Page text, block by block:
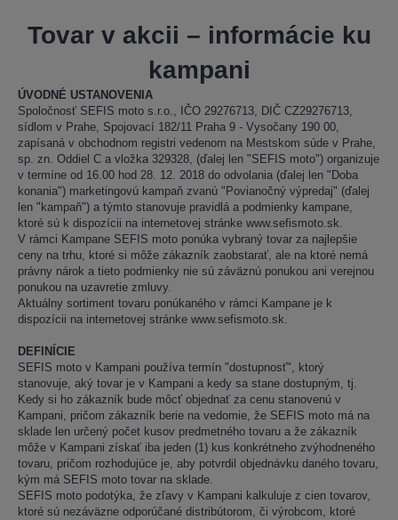
Tovar v akcii – informácie ku
kampani
ÚVODNÉ USTANOVENIA
Spoločnosť SEFIS moto s.r.o., IČO 29276713, DIČ CZ29276713,
sídlom v Prahe, Spojovací 182/11 Praha 9 - Vysočany 190 00,
zapísaná v obchodnom registri vedenom na Mestskom súde v Prahe,
sp. zn. Oddiel C a vložka 329328, (ďalej len "SEFIS moto") organizuje
v termíne od 16.00 hod 28. 12. 2018 do odvolania (ďalej len "Doba
konania") marketingovú kampaň zvanú "Povianočný výpredaj" (ďalej
len "kampaň") a týmto stanovuje pravidlá a podmienky kampane,
ktoré sú k dispozícii na internetovej stránke www.sefismoto.sk.
V rámci Kampane SEFIS moto ponúka vybraný tovar za najlepšie
ceny na trhu, ktoré si môže zákazník zaobstarať, ale na ktoré nemá
právny nárok a tieto podmienky nie sú záväznú ponukou ani verejnou
ponukou na uzavretie zmluvy.
Aktuálny sortiment tovaru ponúkaného v rámci Kampane je k
dispozícii na internetovej stránke www.sefismoto.sk.
DEFINÍCIE
SEFIS moto v Kampani používa termín "dostupnosť", ktorý
stanovuje, aký tovar je v Kampani a kedy sa stane dostupným, tj.
Kedy si ho zákazník bude môcť objednať za cenu stanovenú v
Kampani, pričom zákazník berie na vedomie, že SEFIS moto má na
sklade len určený počet kusov predmetného tovaru a že zákazník
môže v Kampani získať iba jeden (1) kus konkrétneho zvýhodneného
tovaru, pričom rozhodujúce je, aby potvrdil objednávku daného tovaru,
kým má SEFIS moto tovar na sklade.
SEFIS moto podotýka, že zľavy v Kampani kalkuluje z cien tovarov,
ktoré sú nezáväzne odporúčané distribútorom, či výrobcom, ktoré